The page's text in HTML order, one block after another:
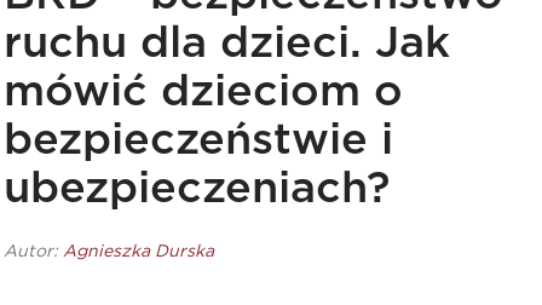
ruchu dla dzieci. Jak
mówić dzieciom o
bezpieczeństwie i
ubezpieczeniach?
Autor: Agnieszka Durska